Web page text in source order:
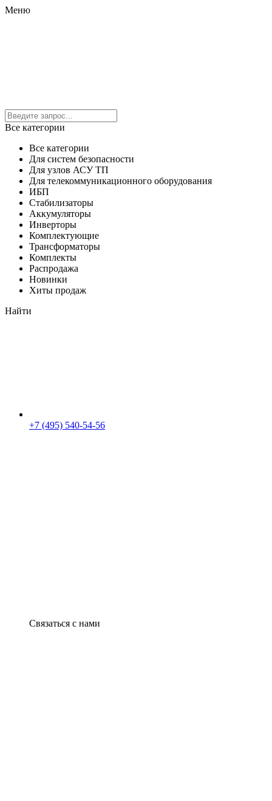
Меню
Все категории
Все категории
Для систем безопасности
Для узлов АСУ ТП
Для телекоммуникационного оборудования
ИБП
Стабилизаторы
Аккумуляторы
Инверторы
Комплектующие
Трансформаторы
Комплекты
Распродажа
Новинки
Хиты продаж
Найти
+7 (495) 540-54-56
Связаться с нами